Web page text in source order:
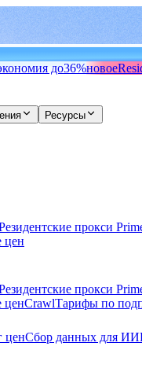
до36%новое
Ресурсы
прокси
цен
прокси
ценCrawlТарифы по
ценСбор данных для ИИ